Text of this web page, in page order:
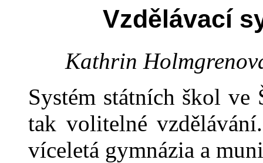
Vzdělávací
Kathrin
Systém státních škol ve
tak volitelné
víceletá gymnázia a